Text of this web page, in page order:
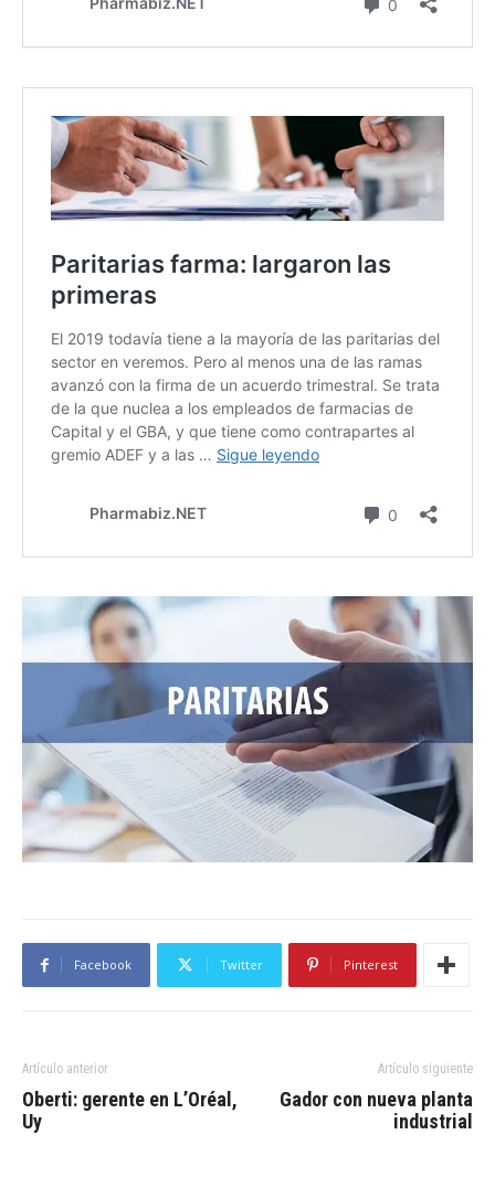
Facebook Twitter Pinterest
Artículo anterior
Oberti: gerente en L’Oréal,
Uy
Artículo siguiente
Gador con nueva planta
industrial